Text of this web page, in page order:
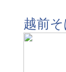
越前